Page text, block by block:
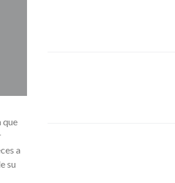
que
a
su